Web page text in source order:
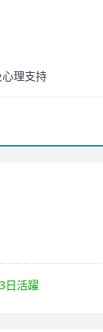
理支持
日活躍